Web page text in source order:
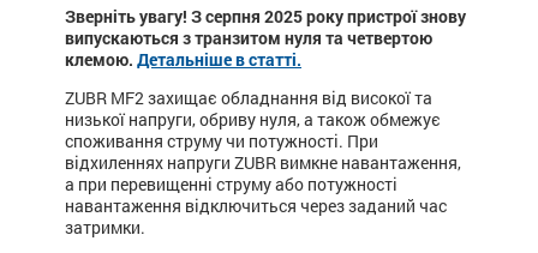
Зверніть увагу! З серпня 2025 року пристрої знову
випускаються з транзитом нуля та четвертою
клемою. Детальніше в статті.
ZUBR MF2 захищає обладнання від високої та
низької напруги, обриву нуля, а також обмежує
споживання струму чи потужності. При
відхиленнях напруги ZUBR вимкне навантаження,
а при перевищенні струму або потужності
навантаження відключиться через заданий час
затримки.